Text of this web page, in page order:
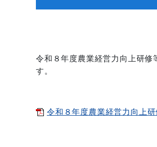
令和８年度農業経営力向上研
す。
令和８年度農業経営力向上